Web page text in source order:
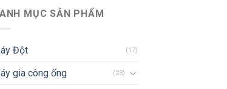
MỤC SẢN PHẨM
Đột (17)
gia công ống (23)